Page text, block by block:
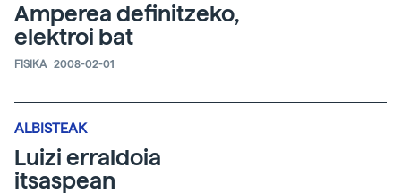
Amperea definitzeko,
elektroi bat
FISIKA 2008-02-01
ALBISTEAK
Luizi erraldoia
itsaspean